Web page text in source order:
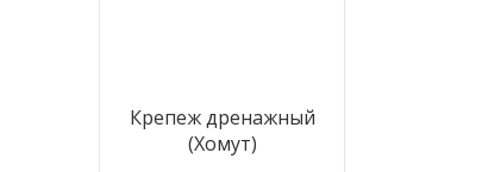
Крепеж дренажный
(Хомут)